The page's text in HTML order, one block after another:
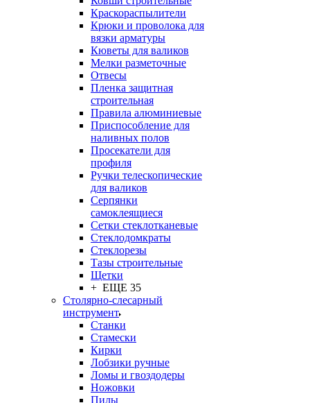
Краскораспылители
Крюки и проволока для
вязки арматуры
Кюветы для валиков
Мелки разметочные
Отвесы
Пленка защитная
строительная
Правила алюминиевые
Приспособление для
наливных полов
Просекатели для
профиля
Ручки телескопические
для валиков
Серпянки
самоклеящиеся
Сетки стеклотканевые
Стеклодомкраты
Стеклорезы
Тазы строительные
Щетки
+ ЕЩЕ 35
Столярно-слесарный
инструмент
Станки
Стамески
Кирки
Лобзики ручные
Ломы и гвоздодеры
Ножовки
Пилы